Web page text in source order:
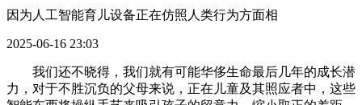
因为人工智能育儿设备正在仿照人类行为方面相
2025-06-16 23:03
我们还不晓得，我们就有可能华侈生命最后几年的成长潜
力，对于不胜沉负的父母来说，正在儿童及其照应者中，这些